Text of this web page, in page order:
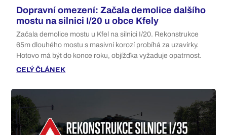
Dopravní omezení: Začala demolice dalšího
mostu na silnici I/20 u obce Kfely
Začala demolice mostu u Kfel na silnici I/20. Rekonstrukce
65m dlouhého mostu s masivní korozí probíhá za uzavírky.
Hotovo má být do konce roku, objížďka vyžaduje opatrnost.
CELÝ ČLÁNEK